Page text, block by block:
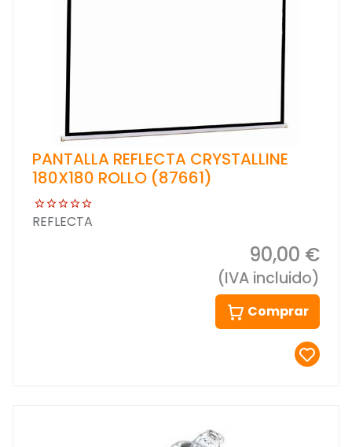
PANTALLA REFLECTA CRYSTALLINE
180X180 ROLLO (87661)
REFLECTA
90,00 €
(IVA incluido)
Comprar